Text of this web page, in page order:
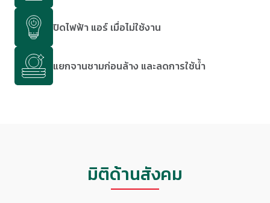
ปิดไฟฟ้า แอร์ เมื่อไม่ใช้งาน
แยกจานชามก่อนล้าง และลดการใช้น้ำ
มิติด้านสังคม